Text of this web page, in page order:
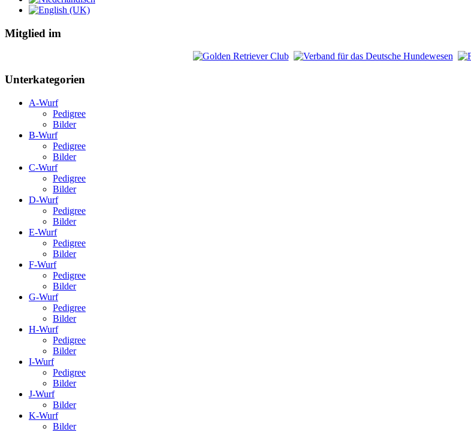
Mitglied im
Unterkategorien
A-Wurf
Pedigree
Bilder
B-Wurf
Pedigree
Bilder
C-Wurf
Pedigree
Bilder
D-Wurf
Pedigree
Bilder
E-Wurf
Pedigree
Bilder
F-Wurf
Pedigree
Bilder
G-Wurf
Pedigree
Bilder
H-Wurf
Pedigree
Bilder
I-Wurf
Pedigree
Bilder
J-Wurf
Bilder
K-Wurf
Bilder